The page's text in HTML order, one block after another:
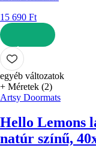
15 690 Ft
KOSÁRBA
egyéb változatok
+ Méretek (2)
Artsy Doormats
Hello Lemons
natúr színű,